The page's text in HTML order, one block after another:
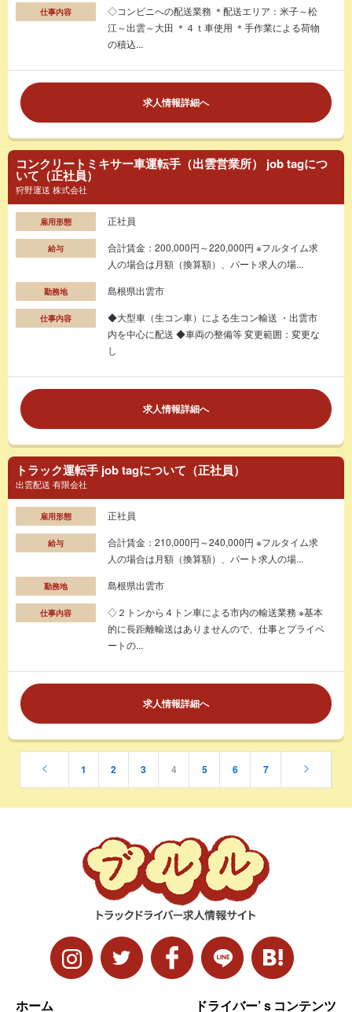
仕事内容
◇コンビニへの配送業務 ＊配送エリア：米子～松
江～出雲～大田 ＊４ｔ車使用 ＊手作業による荷物
の積込...
求人情報詳細へ
コンクリートミキサー車運転手（出雲営業所） job tagにつ
いて（正社員）
狩野運送 株式会社
雇用形態 正社員
給与
合計賃金：200,000円～220,000円 ※フルタイム求
人の場合は月額（換算額）、パート求人の場...
勤務地 島根県出雲市
仕事内容
◆大型車（生コン車）による生コン輸送 ・出雲市
内を中心に配送 ◆車両の整備等 変更範囲：変更な
し
求人情報詳細へ
トラック運転手 job tagについて（正社員）
出雲配送 有限会社
雇用形態 正社員
給与
合計賃金：210,000円～240,000円 ※フルタイム求
人の場合は月額（換算額）、パート求人の場...
勤務地 島根県出雲市
仕事内容
◇２トンから４トン車による市内の輸送業務 ※基本
的に長距離輸送はありませんので、仕事とプライベ
ートの...
求人情報詳細へ
1 2 3 4 5 6 7
ホーム ドライバー’ｓコンテンツ